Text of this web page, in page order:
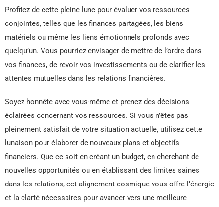
Profitez de cette pleine lune pour évaluer vos ressources
conjointes, telles que les finances partagées, les biens
matériels ou même les liens émotionnels profonds avec
quelqu’un. Vous pourriez envisager de mettre de l’ordre dans
vos finances, de revoir vos investissements ou de clarifier les
attentes mutuelles dans les relations financières.
Soyez honnête avec vous-même et prenez des décisions
éclairées concernant vos ressources. Si vous n’êtes pas
pleinement satisfait de votre situation actuelle, utilisez cette
lunaison pour élaborer de nouveaux plans et objectifs
financiers. Que ce soit en créant un budget, en cherchant de
nouvelles opportunités ou en établissant des limites saines
dans les relations, cet alignement cosmique vous offre l’énergie
et la clarté nécessaires pour avancer vers une meilleure